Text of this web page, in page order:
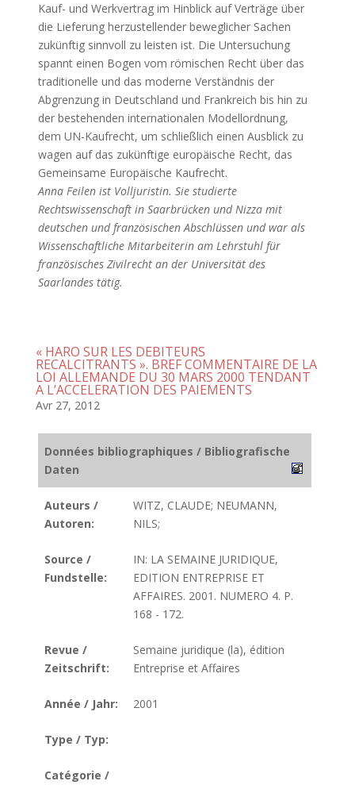
Kauf- und Werkvertrag im Hinblick auf Verträge über
die Lieferung herzustellender beweglicher Sachen
zukünftig sinnvoll zu leisten ist. Die Untersuchung
spannt einen Bogen vom römischen Recht über das
traditionelle und das moderne Verständnis der
Abgrenzung in Deutschland und Frankreich bis hin zu
der bestehenden internationalen Modellordnung,
dem UN-Kaufrecht, um schließlich einen Ausblick zu
wagen auf das zukünftige europäische Recht, das
Gemeinsame Europäische Kaufrecht.
Anna Feilen ist Volljuristin. Sie studierte
Rechtswissenschaft in Saarbrücken und Nizza mit
deutschen und französischen Abschlüssen und war als
Wissenschaftliche Mitarbeiterin am Lehrstuhl für
französisches Zivilrecht an der Universität des
Saarlandes tätig.
« HARO SUR LES DEBITEURS
RECALCITRANTS ». BREF COMMENTAIRE DE LA
LOI ALLEMANDE DU 30 MARS 2000 TENDANT
A L’ACCELERATION DES PAIEMENTS
Avr 27, 2012
Données bibliographiques / Bibliografische
Daten
Auteurs /
Autoren:
WITZ, CLAUDE; NEUMANN,
NILS;
Source /
Fundstelle:
IN: LA SEMAINE JURIDIQUE,
EDITION ENTREPRISE ET
AFFAIRES. 2001. NUMERO 4. P.
168 - 172.
Revue /
Zeitschrift:
Semaine juridique (la), édition
Entreprise et Affaires
Année / Jahr: 2001
Type / Typ:
Catégorie /